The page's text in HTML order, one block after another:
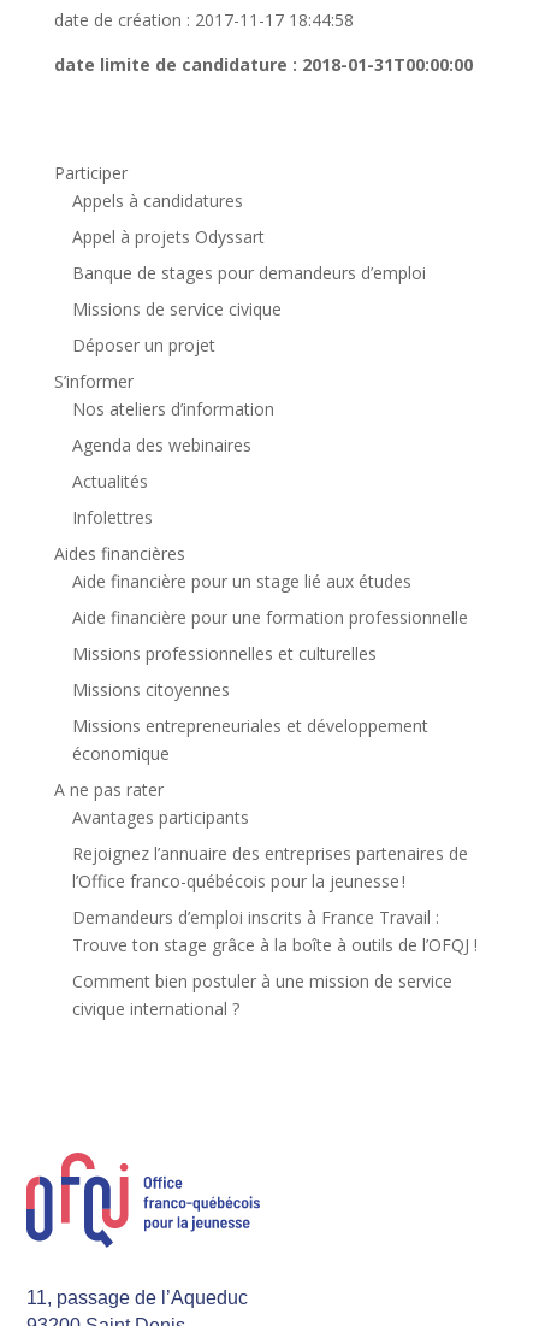
date de création : 2017-11-17 18:44:58
date limite de candidature : 2018-01-31T00:00:00
Participer
Appels à candidatures
Appel à projets Odyssart
Banque de stages pour demandeurs d’emploi
Missions de service civique
Déposer un projet
S’informer
Nos ateliers d’information
Agenda des webinaires
Actualités
Infolettres
Aides financières
Aide financière pour un stage lié aux études
Aide financière pour une formation professionnelle
Missions professionnelles et culturelles
Missions citoyennes
Missions entrepreneuriales et développement
économique
A ne pas rater
Avantages participants
Rejoignez l’annuaire des entreprises partenaires de
l’Office franco-québécois pour la jeunesse !
Demandeurs d’emploi inscrits à France Travail :
Trouve ton stage grâce à la boîte à outils de l’OFQJ !
Comment bien postuler à une mission de service
civique international ?
11, passage de l’Aqueduc